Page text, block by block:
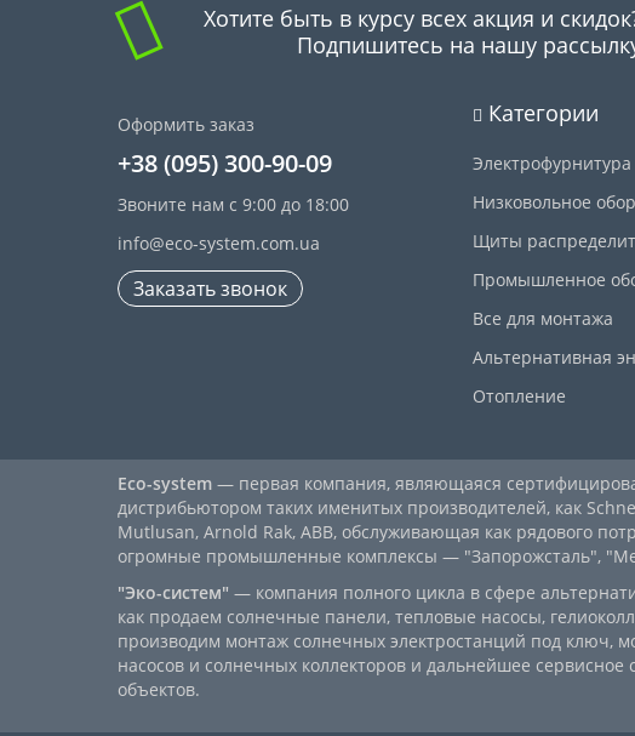
Хотите быть в курсу всех акция и
Подпишитесь на нашу
Оформить заказ
+38 (095) 300-90-09
Звоните нам с 9:00 до 18:00
info@eco-system.com.ua
Заказать звонок
Категории
Электрофурнитура
Низковольное
Щиты
Промышленное
Все для монтажа
Альтернативная
Отопление
Eco-system — первая компания, являющаяся
дистрибьютором таких именитых производителей, как
Mutlusan, Arnold Rak, ABB, обслуживающая как рядового
огромные промышленные комплексы — "Запорожсталь",
"Эко-систем" — компания полного цикла в сфере
как продаем солнечные панели, тепловые насосы,
производим монтаж солнечных электростанций под ключ,
насосов и солнечных коллекторов и дальнейшее сервисное
объектов.